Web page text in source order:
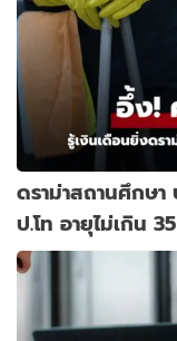
ดราม่าสถานศึกษ
ป.โท อายุไม่เกิน